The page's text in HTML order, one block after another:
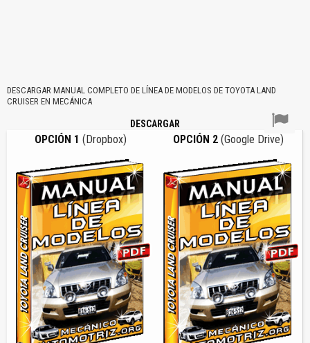
DESCARGAR MANUAL COMPLETO DE LÍNEA DE MODELOS DE TOYOTA LAND
CRUISER EN MECÁNICA
DESCARGAR
OPCIÓN 1 (Dropbox) OPCIÓN 2 (Google Drive)